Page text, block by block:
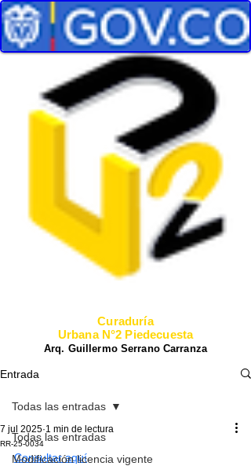
Curaduría
Urbana N°2 Piedecuesta
Arq. Guillermo Serrano Carranza
Entrada
Todas las entradas
Modificación licencia vigente
Todas las entradas
RR-25-0034
7 jul 2025 1 min de lectura
Consultar aquí